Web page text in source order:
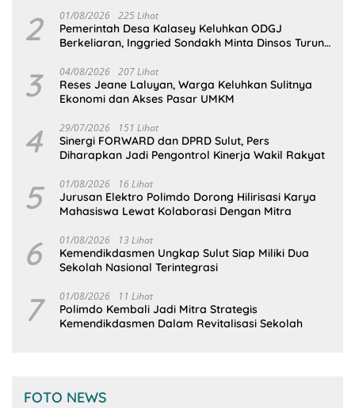
2 01/08/2026 225 Lihat
Pemerintah Desa Kalasey Keluhkan ODGJ
Berkeliaran, Inggried Sondakh Minta Dinsos Turun
3 04/08/2026 207 Lihat
Reses Jeane Laluyan, Warga Keluhkan Sulitnya
Ekonomi dan Akses Pasar UMKM
4 29/07/2026 151 Lihat
Sinergi FORWARD dan DPRD Sulut, Pers
Diharapkan Jadi Pengontrol Kinerja Wakil Rakyat
5 01/08/2026 16 Lihat
Jurusan Elektro Polimdo Dorong Hilirisasi Karya
Mahasiswa Lewat Kolaborasi Dengan Mitra
6 01/08/2026 13 Lihat
Kemendikdasmen Ungkap Sulut Siap Miliki Dua
Sekolah Nasional Terintegrasi
7 01/08/2026 11 Lihat
Polimdo Kembali Jadi Mitra Strategis
Kemendikdasmen Dalam Revitalisasi Sekolah
FOTO NEWS